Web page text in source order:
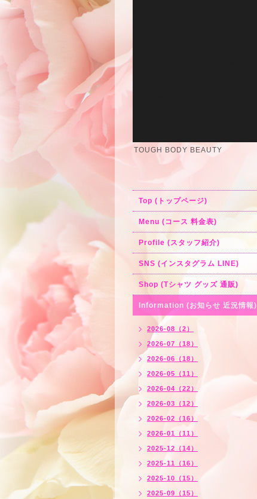
TOUGH BODY BEAUTY
Top (トップページ)
Menu (コース 料金表)
Profile (スタッフ紹介)
SNS (インスタグラム LINE)
Shop (Tシャツ グッズ 通販)
Information (お知らせ 近況情報)
2026-08（2）
2026-07（18）
2026-06（18）
2026-05（11）
2026-04（22）
2026-03（12）
2026-02（16）
2026-01（11）
2025-12（14）
2025-11（16）
2025-10（15）
2025-09（15）